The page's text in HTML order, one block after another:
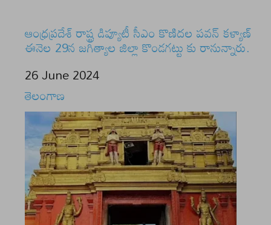
ఆంధ్రప్రదేశ్ రాష్ట్ర డిప్యూటీ సీఎం కొణిదల పవన్ కళ్యాణ్
ఈనెల 29న జగిత్యాల జిల్లా కొండగట్టు కు రానున్నారు.
Date
26 June 2024
In relation to
తెలంగాణ